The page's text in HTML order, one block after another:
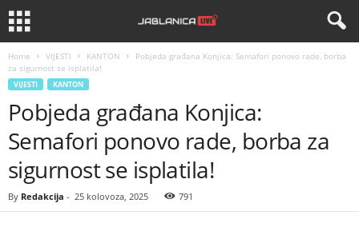
Home VIJESTI KANTON
Pobjeda građana Konjica: Semafori ponovo rade, borba
za sigurnost se isplatila!
VIJESTI KANTON
Pobjeda građana Konjica:
Semafori ponovo rade, borba za
sigurnost se isplatila!
By Redakcija - 25 kolovoza, 2025 791